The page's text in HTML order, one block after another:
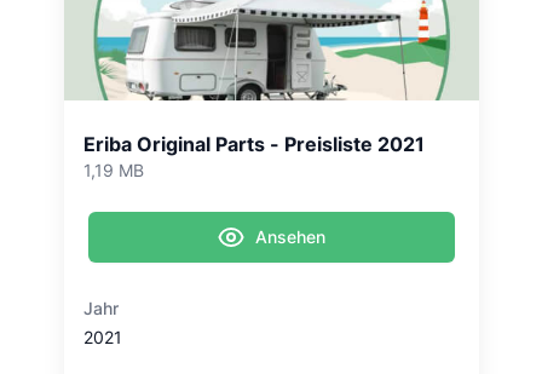
Eriba Original Parts - Preisliste 2021
1,19 MB
Ansehen
Jahr
2021